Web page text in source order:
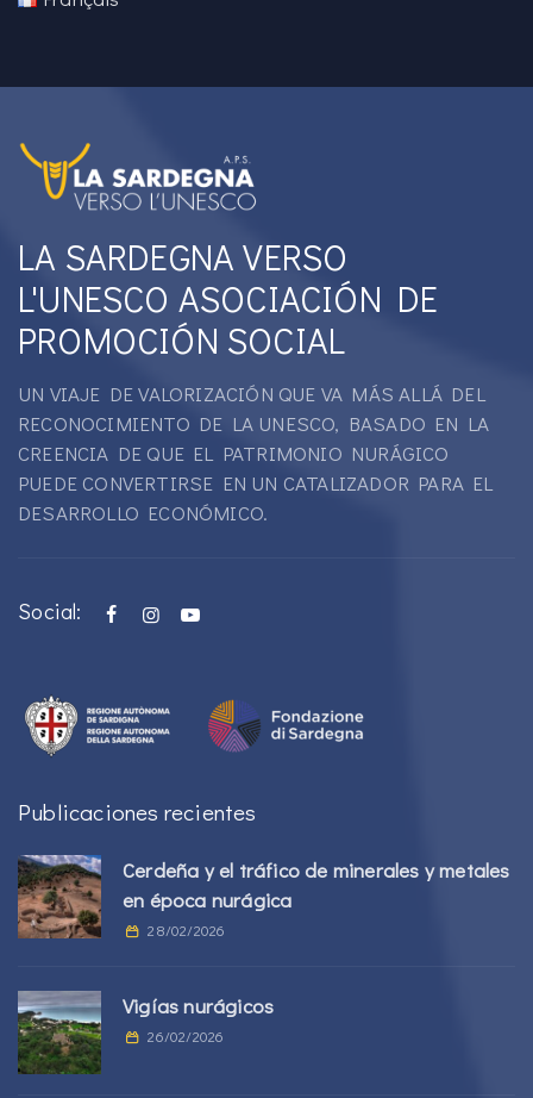
LA SARDEGNA VERSO
L'UNESCO ASOCIACIÓN DE
PROMOCIÓN SOCIAL
UN VIAJE DE VALORIZACIÓN QUE VA MÁS ALLÁ DEL
RECONOCIMIENTO DE LA UNESCO, BASADO EN LA
CREENCIA DE QUE EL PATRIMONIO NURÁGICO
PUEDE CONVERTIRSE EN UN CATALIZADOR PARA EL
DESARROLLO ECONÓMICO.
Social:
Publicaciones recientes
Cerdeña y el tráfico de minerales y metales
en época nurágica
28/02/2026
Vigías nurágicos
26/02/2026